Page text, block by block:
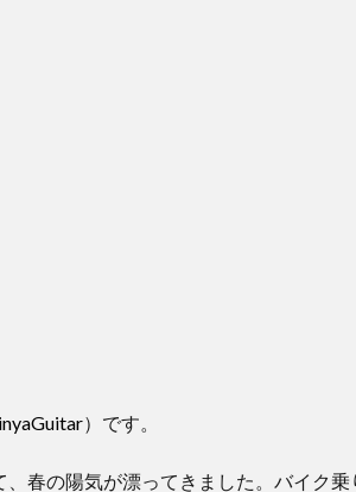
）です。
春の陽気が漂ってきました。バイク乗